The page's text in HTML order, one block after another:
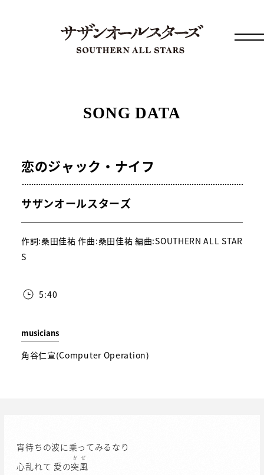
SONG DATA
恋のジャック・ナイフ
サザンオールスターズ
作詞:桑田佳祐 作曲:桑田佳祐 編曲:SOUTHERN ALL STAR
S
5:40
musicians
角谷仁宣(Computer Operation)
宵待ちの波に乗ってみるなり
心乱れて 愛の突風
かぜ